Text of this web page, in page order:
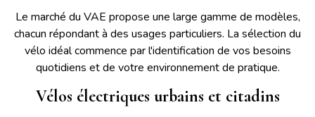
Le marché du VAE propose une large gamme de modèles,
chacun répondant à des usages particuliers. La sélection du
vélo idéal commence par l'identification de vos besoins
quotidiens et de votre environnement de pratique.
Vélos électriques urbains et citadins